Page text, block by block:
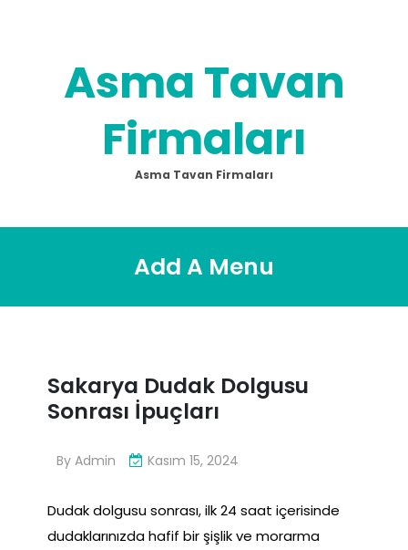
Asma Tavan
Firmaları
Asma Tavan Firmaları
Add A Menu
Sakarya Dudak Dolgusu
Sonrası İpuçları
By Admin Kasım 15, 2024
Dudak dolgusu sonrası, ilk 24 saat içerisinde
dudaklarınızda hafif bir şişlik ve morarma